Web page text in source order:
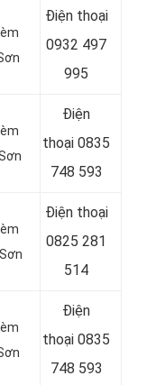
Điện thoại
0932 497
995
Điện
thoại 0835
748 593
Điện thoại
0825 281
514
Điện
thoại 0835
748 593